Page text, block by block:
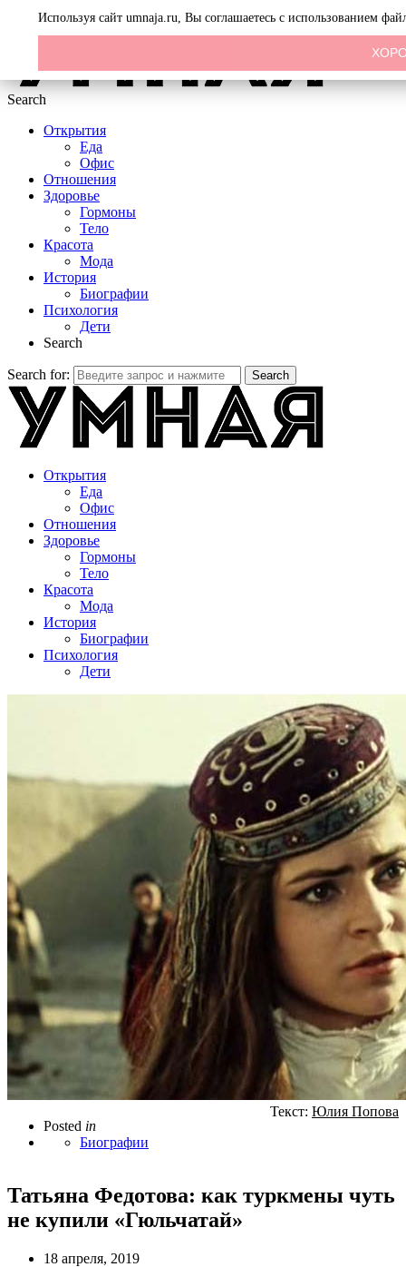
Menu
Search
Открытия
Еда
Офис
Отношения
Здоровье
Гормоны
Тело
Красота
Мода
История
Биографии
Психология
Дети
Search
Search for: Search
Открытия
Еда
Офис
Отношения
Здоровье
Гормоны
Тело
Красота
Мода
История
Биографии
Психология
Дети
Posted in
Биографии
Текст: Юлия Попова
Татьяна Федотова: как туркмены чуть
не купили «Гюльчатай»
18 апреля, 2019
Используя сайт umnaja.ru, Вы соглашаетесь с использованием